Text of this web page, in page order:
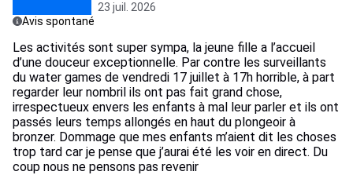
23 juil. 2026
Avis spontané
Les activités sont super sympa, la jeune fille a l’accueil
d’une douceur exceptionnelle. Par contre les surveillants
du water games de vendredi 17 juillet à 17h horrible, à part
regarder leur nombril ils ont pas fait grand chose,
irrespectueux envers les enfants à mal leur parler et ils ont
passés leurs temps allongés en haut du plongeoir à
bronzer. Dommage que mes enfants m’aient dit les choses
trop tard car je pense que j’aurai été les voir en direct. Du
coup nous ne pensons pas revenir